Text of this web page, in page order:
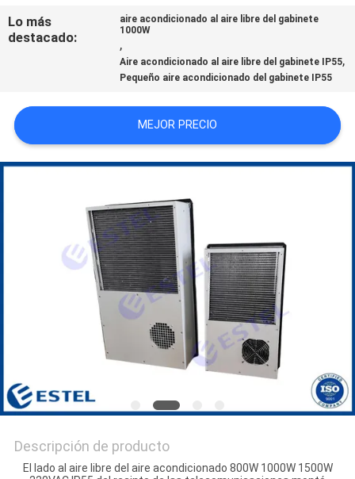
NOTICIAS
UNA
CITA
Lo más
destacado:
aire acondicionado al aire libre del gabinete
1000W
,
Aire acondicionado al aire libre del gabinete IP55,
Pequeño aire acondicionado del gabinete IP55
MEJOR PRECIO
Descripción de producto
El lado al aire libre del aire acondicionado 800W 1000W 1500W